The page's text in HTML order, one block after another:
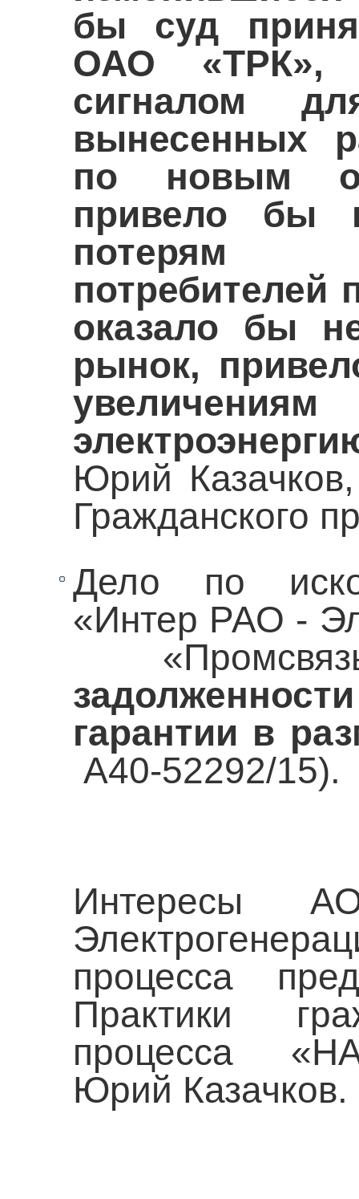
бы суд
ОАО «ТРК»,
сигналом
вынесенных
по новым
привело бы
потерям
потребителей
оказало бы
рынок,
Юрий Казачков,
Гражданского
Дело по
«Интер РАО -
гарантии в
А40-52292/15).
Интересы
процесса
Практики
процесса
Юрий Казачков.